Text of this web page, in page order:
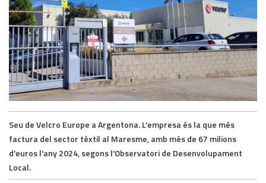
Seu de Velcro Europe a Argentona. L'empresa és la que més
factura del sector tèxtil al Maresme, amb més de 67 milions
d'euros l'any 2024, segons l'Observatori de Desenvolupament
Local.